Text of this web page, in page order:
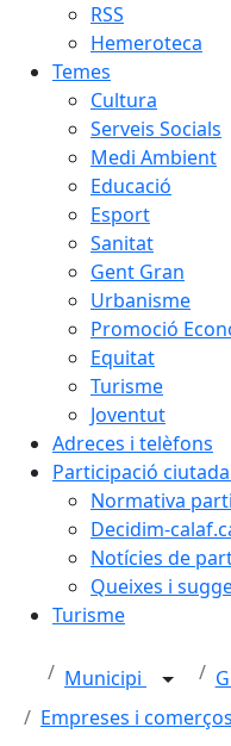
RSS
Hemeroteca
Temes
Cultura
Serveis Socials
Medi Ambient
Educació
Esport
Sanitat
Gent Gran
Urbanisme
Promoció
Equitat
Turisme
Joventut
Adreces i telèfons
Participació
Normativa
Decidim-
Notícies de
Queixes i
Turisme
Municipi
Empreses i comerços